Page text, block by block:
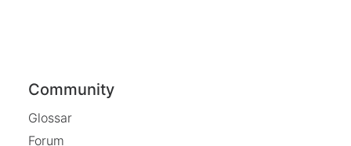
Community
Glossar
Forum